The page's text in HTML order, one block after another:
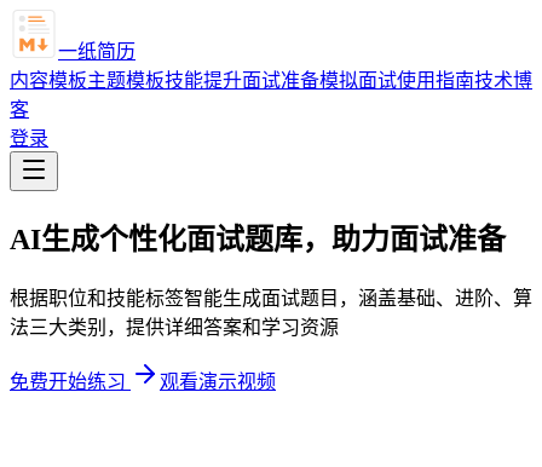
一纸简历
内容模板主题模板技能提升面试准备模拟面试使用指南技术博
客
登录
AI生成个性化面试题库，助力面试准备
根据职位和技能标签智能生成面试题目，涵盖基础、进阶、算
法三大类别，提供详细答案和学习资源
免费开始练习 观看演示视频